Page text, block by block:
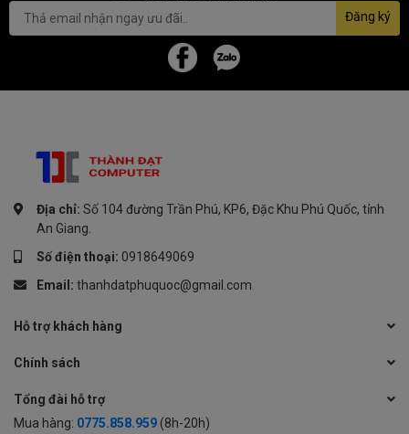
Đăng ký
Địa chỉ: Số 104 đường Trần Phú, KP6, Đặc Khu Phú Quốc, tỉnh
An Giang.
Số điện thoại: 0918649069
Email: thanhdatphuquoc@gmail.com
Hỗ trợ khách hàng
Chính sách
Tổng đài hỗ trợ
Mua hàng: 0775.858.959 (8h-20h)